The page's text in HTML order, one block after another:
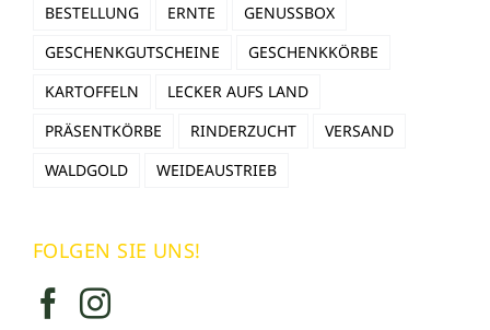
BESTELLUNG
ERNTE
GENUSSBOX
GESCHENKGUTSCHEINE
GESCHENKKÖRBE
KARTOFFELN
LECKER AUFS LAND
PRÄSENTKÖRBE
RINDERZUCHT
VERSAND
WALDGOLD
WEIDEAUSTRIEB
FOLGEN SIE UNS!